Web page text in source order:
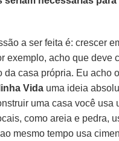
a ser feita é: crescer
exemplo, acho que deve
da casa própria. Eu acho
Vida uma ideia
uma casa você usa
como areia e pedra,
mesmo tempo usa